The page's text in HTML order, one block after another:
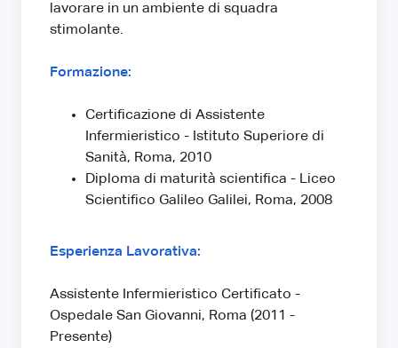
lavorare in un ambiente di squadra
stimolante.
Formazione:
Certificazione di Assistente
Infermieristico - Istituto Superiore di
Sanità, Roma, 2010
Diploma di maturità scientifica - Liceo
Scientifico Galileo Galilei, Roma, 2008
Esperienza Lavorativa:
Assistente Infermieristico Certificato -
Ospedale San Giovanni, Roma (2011 -
Presente)